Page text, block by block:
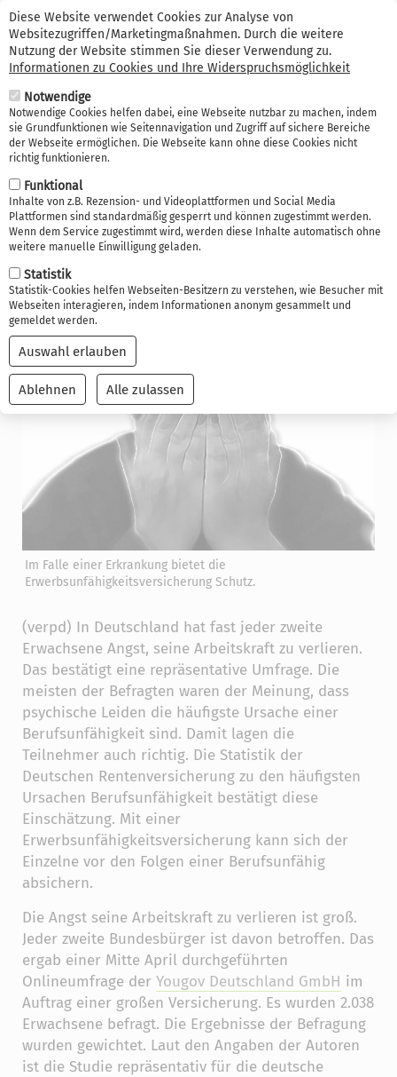
Direkt
zum
Inhalt
Kontakt (0341) 99 38 66 56 Erstinformation
Suche
Erwerbsunfähigkeitsver
sicherung gegen Berufs
unfähigkeit
Im Falle einer Erkrankung bietet die
Erwerbsunfähigkeitsversicherung Schutz.
(verpd) In Deutschland hat fast jeder zweite
Erwachsene Angst, seine Arbeitskraft zu verlieren.
Das bestätigt eine repräsentative Umfrage. Die
meisten der Befragten waren der Meinung, dass
psychische Leiden die häufigste Ursache einer
Berufsunfähigkeit sind. Damit lagen die
Teilnehmer auch richtig. Die Statistik der
Deutschen Rentenversicherung zu den häufigsten
Ursachen Berufsunfähigkeit bestätigt diese
Einschätzung. Mit einer
Erwerbsunfähigkeitsversicherung kann sich der
Einzelne vor den Folgen einer Berufsunfähig
absichern.
Die Angst seine Arbeitskraft zu verlieren ist groß.
Jeder zweite Bundesbürger ist davon betroffen. Das
ergab einer Mitte April durchgeführten
Onlineumfrage der Yougov Deutschland GmbH im
Auftrag einer großen Versicherung. Es wurden 2.038
Erwachsene befragt. Die Ergebnisse der Befragung
wurden gewichtet. Laut den Angaben der Autoren
ist die Studie repräsentativ für die deutsche
Diese Website verwendet Cookies zur Analyse von
Websitezugriffen/Marketingmaßnahmen. Durch die weitere
Nutzung der Website stimmen Sie dieser Verwendung zu.
Informationen zu Cookies und Ihre Widerspruchsmöglichkeit
Notwendige
Notwendige Cookies helfen dabei, eine Webseite nutzbar zu machen, indem
sie Grundfunktionen wie Seitennavigation und Zugriff auf sichere Bereiche
der Webseite ermöglichen. Die Webseite kann ohne diese Cookies nicht
richtig funktionieren.
Funktional
Inhalte von z.B. Rezension- und Videoplattformen und Social Media
Plattformen sind standardmäßig gesperrt und können zugestimmt werden.
Wenn dem Service zugestimmt wird, werden diese Inhalte automatisch ohne
weitere manuelle Einwilligung geladen.
Statistik
Statistik-Cookies helfen Webseiten-Besitzern zu verstehen, wie Besucher mit
Webseiten interagieren, indem Informationen anonym gesammelt und
gemeldet werden.
Auswahl erlauben
Ablehnen Alle zulassen